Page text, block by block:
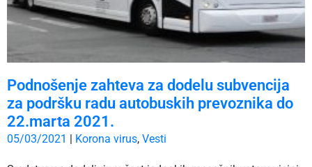
Podnošenje zahteva za dodelu subvencija
za podršku radu autobuskih prevoznika do
22.marta 2021.
05/03/2021 Korona virus, Vesti